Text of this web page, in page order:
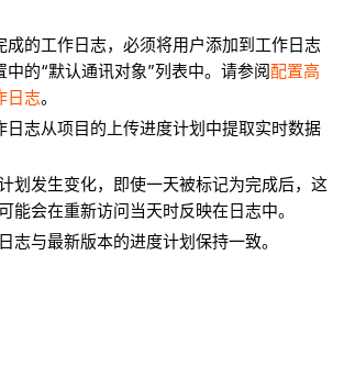
成的工作日志，必须将用户添加到工作日志
中的“默认通讯对象”列表中。请参阅配置高
日志。
日志从项目的上传进度计划中提取实时数据
划发生变化，即使一天被标记为完成后，这
能会在重新访问当天时反映在日志中。
志与最新版本的进度计划保持一致。